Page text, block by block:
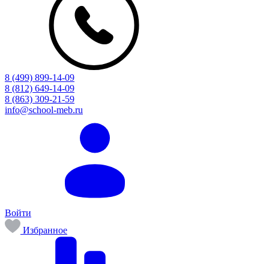
8 (499) 899-14-09
8 (812) 649-14-09
8 (863) 309-21-59
info@school-meb.ru
Войти
Избранное